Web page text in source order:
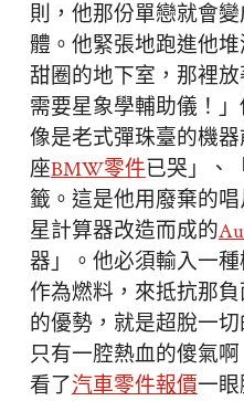
則，他那份單戀就會
體。他緊張地跑進他
甜圈的地下室，那裡
需要星象學輔助儀！
像是老式彈珠臺的機
座BMW零件已哭」、
籤。這是他用廢棄的
星計算器改造而成的
器」。他必須輸入一
作為燃料，來抵抗那
的優勢，就是超脫一
只有一腔熱血的傻氣
看了汽車零件報價一